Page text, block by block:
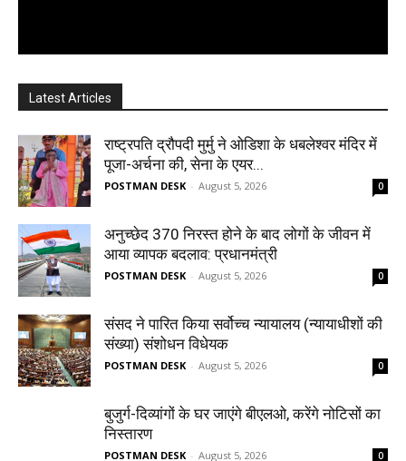
Latest Articles
राष्ट्रपति द्रौपदी मुर्मु ने ओडिशा के धबलेश्वर मंदिर में
पूजा-अर्चना की, सेना के एयर...
POSTMAN DESK - August 5, 2026 0
अनुच्छेद 370 निरस्त होने के बाद लोगों के जीवन में
आया व्यापक बदलाव: प्रधानमंत्री
POSTMAN DESK - August 5, 2026 0
संसद ने पारित किया सर्वोच्च न्यायालय (न्यायाधीशों की
संख्या) संशोधन विधेयक
POSTMAN DESK - August 5, 2026 0
बुजुर्ग-दिव्यांगों के घर जाएंगे बीएलओ, करेंगे नोटिसों का
निस्तारण
POSTMAN DESK - August 5, 2026 0